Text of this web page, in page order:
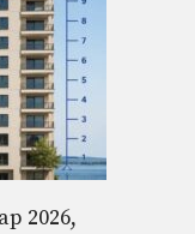
2026,